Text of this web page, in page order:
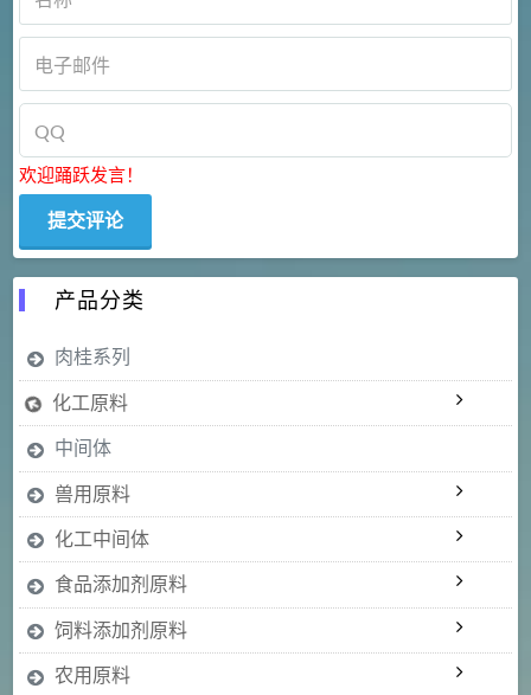
欢迎踊跃发言！
产品分类
肉桂系列
化工原料
中间体
兽用原料
化工中间体
食品添加剂原料
饲料添加剂原料
农用原料